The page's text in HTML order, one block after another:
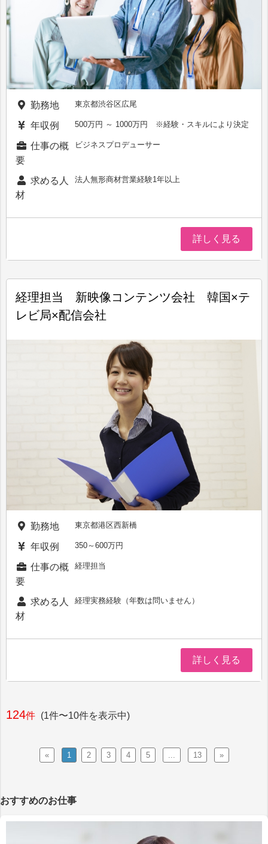
勤務地 東京都渋谷区広尾
年収例 500万円 ～ 1000万円 ※経験・スキルにより決定
仕事の概
要
ビジネスプロデューサー
求める人
材
法人無形商材営業経験1年以上
詳しく見る
経理担当 新映像コンテンツ会社 韓国×テ
レビ局×配信会社
勤務地 東京都港区西新橋
年収例 350～600万円
仕事の概
要
経理担当
求める人
材
経理実務経験（年数は問いません）
詳しく見る
124件 (1件〜10件を表示中)
« 1 2 3 4 5 13 »
おすすめのお仕事